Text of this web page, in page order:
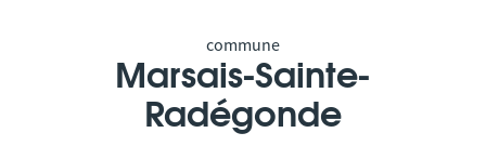
commune
Marsais-Sainte-
Radégonde